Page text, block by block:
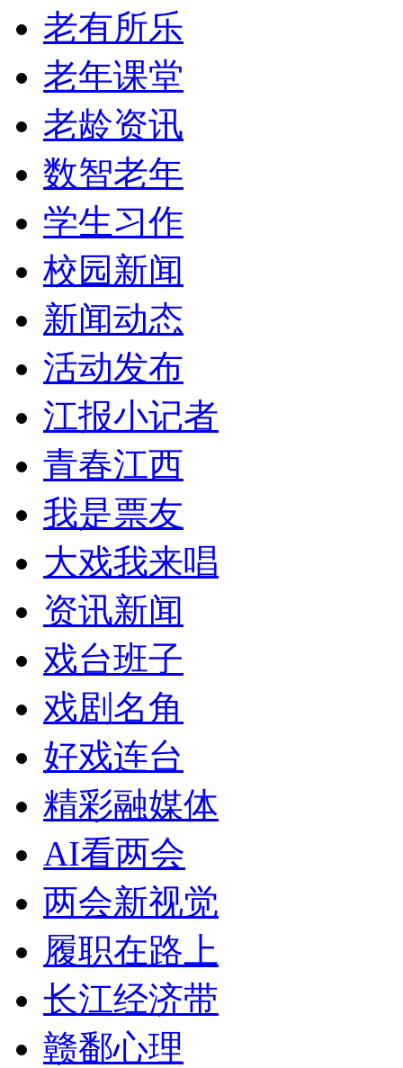
老有所乐
老年课堂
老龄资讯
数智老年
学生习作
校园新闻
新闻动态
活动发布
江报小记者
青春江西
我是票友
大戏我来唱
资讯新闻
戏台班子
戏剧名角
好戏连台
精彩融媒体
AI看两会
两会新视觉
履职在路上
长江经济带
赣鄱心理